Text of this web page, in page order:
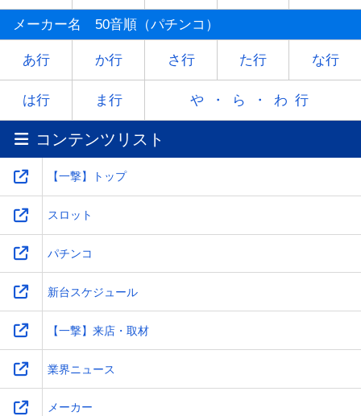
マ ミ ム
ヤ - ユ - ヨ
ラ リ レ
ワ -
メーカー名 50音順（パチンコ）
あ行 か行 さ行 た行 な行
は行 ま行 や・ら・わ行
コンテンツリスト
【一撃】トップ
スロット
パチンコ
新台スケジュール
【一撃】来店・取材
業界ニュース
メーカー